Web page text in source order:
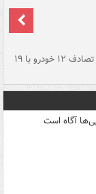
تشریح جزئیات تصادف ۱۲ خودرو با ۱۹
آگاه است